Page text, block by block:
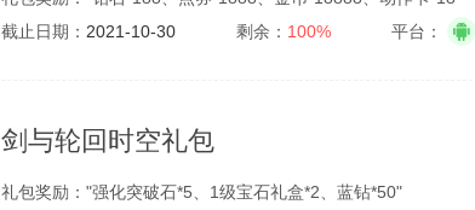
截止日期： 2021-10-30 剩余： 100% 平台：
剑与轮回时空礼包
礼包奖励："强化突破石*5、1级宝石礼盒*2、蓝钻*50"